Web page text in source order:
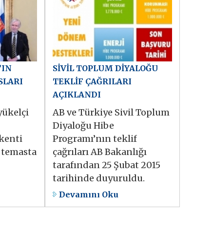
SİVİL TOPLUM DİYALOĞU
TEKLİF ÇAĞRILARI
AÇIKLANDI
AB ve Türkiye Sivil Toplum
Diyaloğu Hibe
Programı’nın teklif
çağrıları AB Bakanlığı
tarafından 25 Şubat 2015
tarihinde duyuruldu.
Devamını Oku